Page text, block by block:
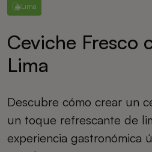
Lima
Ceviche Fresco
Lima
Descubre cómo crear un
un toque refrescante de
experiencia gastronómica